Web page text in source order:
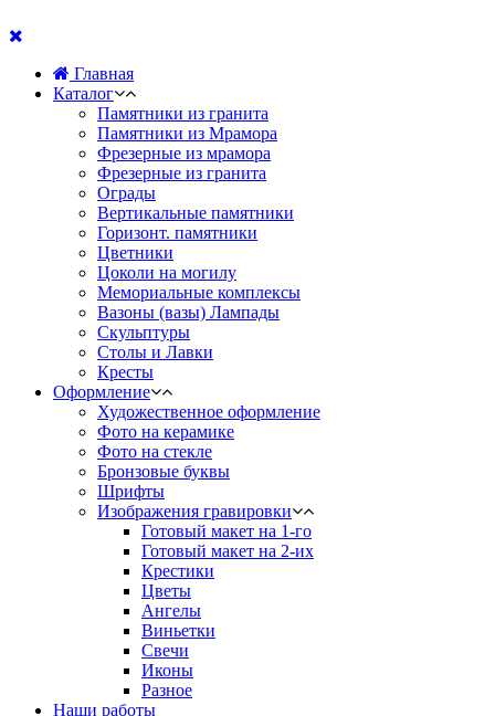
Главная
Каталог
Памятники из гранита
Памятники из Мрамора
Фрезерные из мрамора
Фрезерные из гранита
Ограды
Вертикальные памятники
Горизонт. памятники
Цветники
Цоколи на могилу
Мемориальные комплексы
Вазоны (вазы) Лампады
Скульптуры
Столы и Лавки
Кресты
Оформление
Художественное оформление
Фото на керамике
Фото на стекле
Бронзовые буквы
Шрифты
Изображения гравировки
Готовый макет на 1-го
Готовый макет на 2-их
Крестики
Цветы
Ангелы
Виньетки
Свечи
Иконы
Разное
Наши работы